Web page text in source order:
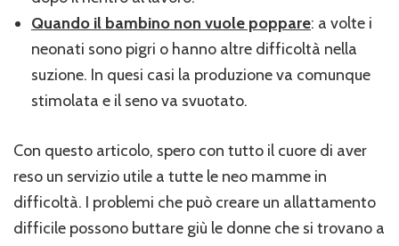
Quando il bambino non vuole poppare: a volte i
neonati sono pigri o hanno altre difficoltà nella
suzione. In quesi casi la produzione va comunque
stimolata e il seno va svuotato.
Con questo articolo, spero con tutto il cuore di aver
reso un servizio utile a tutte le neo mamme in
difficoltà. I problemi che può creare un allattamento
difficile possono buttare giù le donne che si trovano a